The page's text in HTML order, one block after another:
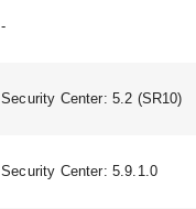
-
Security Center: 5.2 (SR10)
Security Center: 5.9.1.0